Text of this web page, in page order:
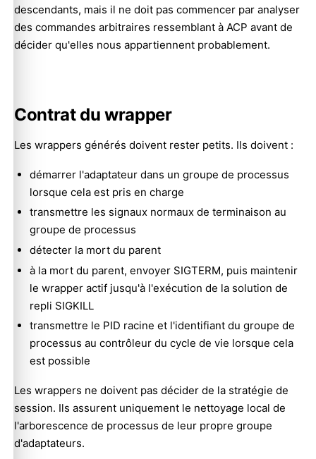
descendants, mais il ne doit pas commencer par analyser
des commandes arbitraires ressemblant à ACP avant de
décider qu'elles nous appartiennent probablement.
Contrat du wrapper
Les wrappers générés doivent rester petits. Ils doivent :
démarrer l'adaptateur dans un groupe de processus
lorsque cela est pris en charge
transmettre les signaux normaux de terminaison au
groupe de processus
détecter la mort du parent
à la mort du parent, envoyer SIGTERM, puis maintenir
le wrapper actif jusqu'à l'exécution de la solution de
repli SIGKILL
transmettre le PID racine et l'identifiant du groupe de
processus au contrôleur du cycle de vie lorsque cela
est possible
Les wrappers ne doivent pas décider de la stratégie de
session. Ils assurent uniquement le nettoyage local de
l'arborescence de processus de leur propre groupe
d'adaptateurs.